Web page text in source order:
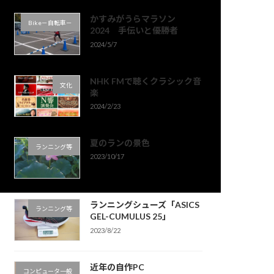
Bike－自転車－
かすみがうらマラソン
2024 手伝いと優勝者
2024/5/7
文化
NHK FMで聴くクラシック音
楽
2024/2/23
ランニング等 夏のランの景色
2023/10/17
ランニング等
ランニングシューズ「ASICS
GEL-CUMULUS 25」
2023/8/22
コンピュータ一般 近年の自作PC